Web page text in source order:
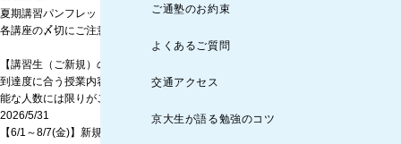
ご通塾のお約束
よくあるご質問
交通アクセス
京大生が語る勉強のコツ
夏期講習パンフレット2026
各講座の〆切にご注意ください
【講習生（ご新規）の方】
到達度に合う授業内容に調整するため、事前に体験授業をご予約ください。対応可
能な人数には限りがございます。早めにお申し込みください。
2026/5/31
【6/1～8/7(金)】新規入塾キャンペン